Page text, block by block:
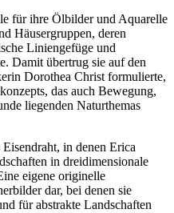
für ihre Ölbilder und Aquarelle
Häusergruppen, deren
Liniengefüge und
Damit übertrug sie auf den
Dorothea Christ formulierte,
das auch Bewegung,
liegenden Naturthemas
Eisendraht, in denen Erica
in dreidimensionale
eigene originelle
dar, bei denen sie
für abstrakte Landschaften